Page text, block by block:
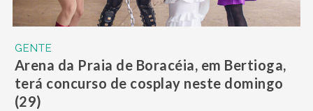
GENTE
Arena da Praia de Boracéia, em Bertioga,
terá concurso de cosplay neste domingo
(29)